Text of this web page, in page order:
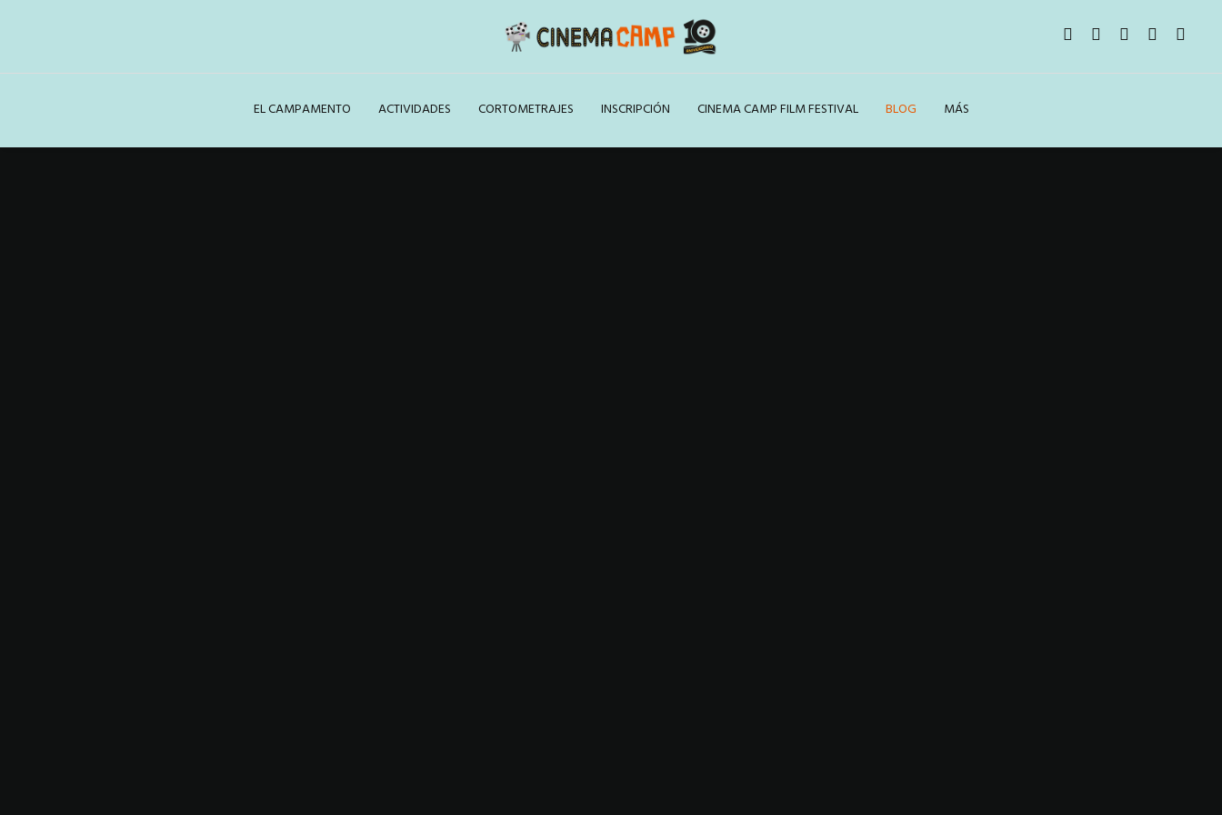
EL CAMPAMENTO ACTIVIDADES CORTOMETRAJES INSCRIPCIÓN CINEMA CAMP FILM FESTIVAL BLOG MÁS